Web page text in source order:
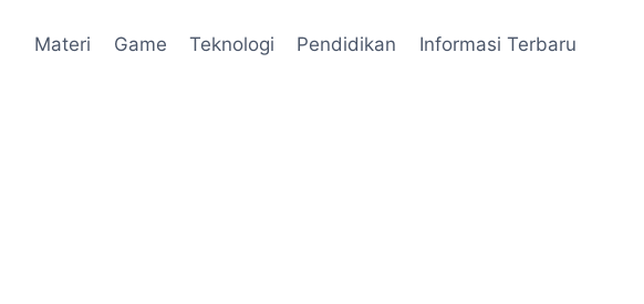
Materi Game Teknologi Pendidikan Informasi Terbaru